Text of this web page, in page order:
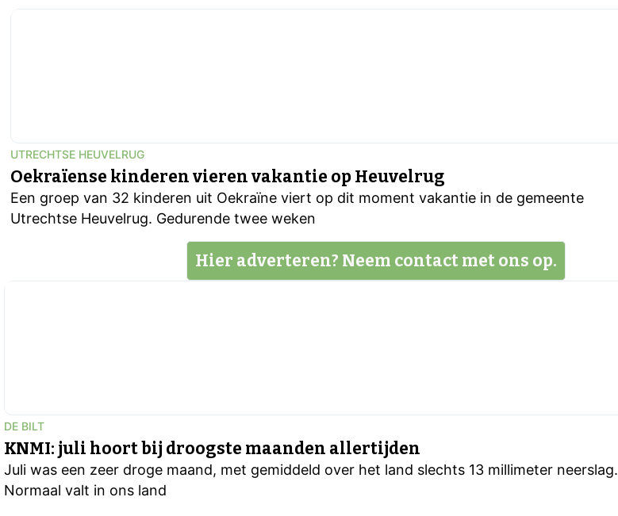
UTRECHTSE HEUVELRUG
Oekraïense kinderen vieren vakantie op Heuvelrug
Een groep van 32 kinderen uit Oekraïne viert op dit moment vakantie in de gemeente
Utrechtse Heuvelrug. Gedurende twee weken
Hier adverteren? Neem contact met ons op.
DE BILT
KNMI: juli hoort bij droogste maanden allertijden
Juli was een zeer droge maand, met gemiddeld over het land slechts 13 millimeter neerslag.
Normaal valt in ons land